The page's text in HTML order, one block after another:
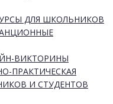
ДЛЯ ШКОЛЬНИКОВ
ВИКТОРИНЫ
ПРАКТИЧЕСКАЯ
И СТУДЕНТОВ